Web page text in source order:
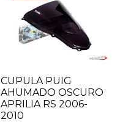
CUPULA PUIG
AHUMADO OSCURO
APRILIA RS 2006-
2010